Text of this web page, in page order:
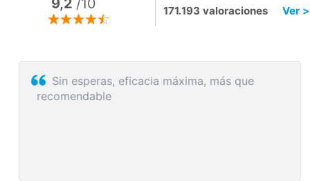
171.193 valoraciones Ver >
Sin esperas, eficacia máxima, más que
recomendable